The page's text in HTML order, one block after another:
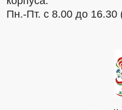
Пн.-Пт. с 8.00 до 16.30